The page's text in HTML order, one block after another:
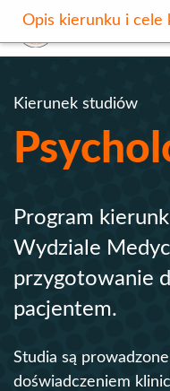
Kierunek studiów
Program
Wydziale
przygotowanie
pacjentem.
Studia są
doświadczeniem
Opis kierunku i cele